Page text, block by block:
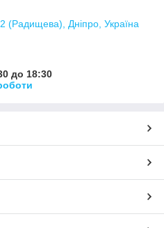
(Радищева), Дніпро, Україна
до 18:30